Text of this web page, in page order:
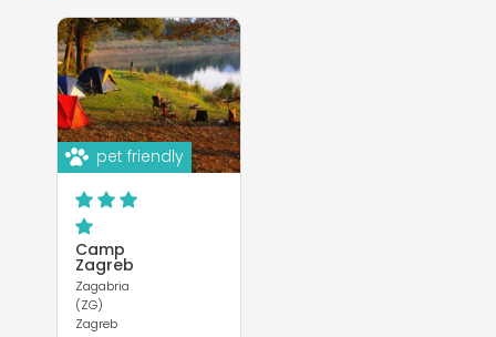
pet friendly
Camp
Zagreb
Zagabria
(ZG)
Zagreb